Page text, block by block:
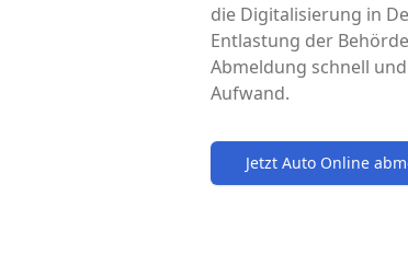
die Digitalisierung in
Entlastung der
Abmeldung schnell
Aufwand.
Jetzt Auto Online